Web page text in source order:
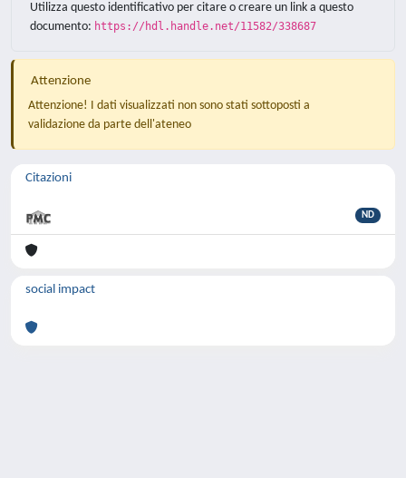
Utilizza questo identificativo per citare o creare un link a questo
documento: https://hdl.handle.net/11582/338687
Attenzione
Attenzione! I dati visualizzati non sono stati sottoposti a
validazione da parte dell'ateneo
Citazioni
ND
social impact